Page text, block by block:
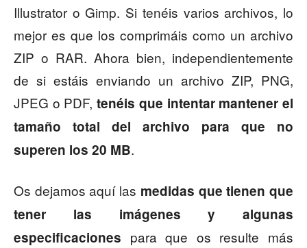
Illustrator o Gimp. Si tenéis varios archivos, lo
mejor es que los comprimáis como un archivo
ZIP o RAR. Ahora bien, independientemente
de si estáis enviando un archivo ZIP, PNG,
JPEG o PDF,tenéis que intentar mantener el
tamaño total del archivo para que no
superen los 20 MB.
Os dejamos aquí las medidas que tienen que
tener las imágenes y algunas
especificaciones para que os resulte más